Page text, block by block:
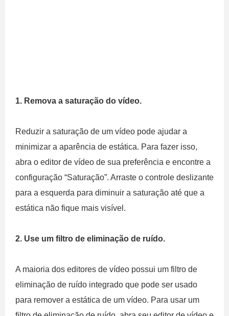
1. Remova a saturação do vídeo.
Reduzir a saturação de um vídeo pode ajudar a
minimizar a aparência de estática. Para fazer isso,
abra o editor de vídeo de sua preferência e encontre a
configuração “Saturação”. Arraste o controle deslizante
para a esquerda para diminuir a saturação até que a
estática não fique mais visível.
2. Use um filtro de eliminação de ruído.
A maioria dos editores de vídeo possui um filtro de
eliminação de ruído integrado que pode ser usado
para remover a estática de um vídeo. Para usar um